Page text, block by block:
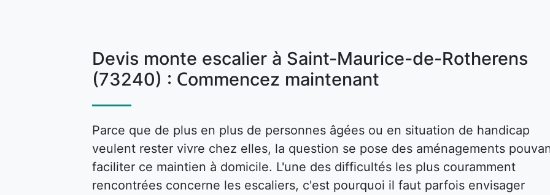
Devis monte escalier à Saint-Maurice-de-Rotherens
(73240) : Commencez maintenant
Parce que de plus en plus de personnes âgées ou en situation de handicap
veulent rester vivre chez elles, la question se pose des aménagements
faciliter ce maintien à domicile. L'une des difficultés les plus couramment
rencontrées concerne les escaliers, c'est pourquoi il faut parfois envisager